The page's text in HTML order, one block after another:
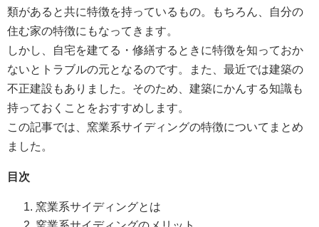
類があると共に特徴を持っているもの。もちろん、自分の
住む家の特徴にもなってきます。
しかし、自宅を建てる・修繕するときに特徴を知っておか
ないとトラブルの元となるのです。また、最近では建築の
不正建設もありました。そのため、建築にかんする知識も
持っておくことをおすすめします。
この記事では、窯業系サイディングの特徴についてまとめ
ました。
目次
窯業系サイディングとは